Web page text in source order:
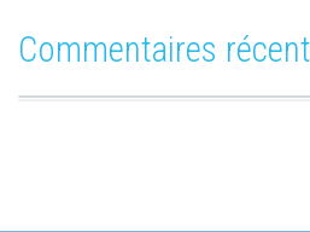
Commentaires